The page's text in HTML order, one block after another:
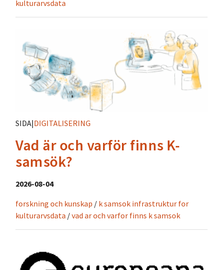
kulturarvsdata
SIDA|DIGITALISERING
Vad är och varför finns K-
samsök?
2026-08-04
forskning och kunskap / k samsok infrastruktur for
kulturarvsdata /vad ar och varfor finns k samsok